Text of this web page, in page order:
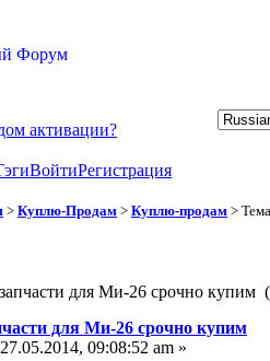
активации?
ВойтиРегистрация
> Куплю-Продам > Куплю-продам >
для Ми-26 срочно купим
для Ми-26 срочно купим
27.05.2014, 09:08:52 am »